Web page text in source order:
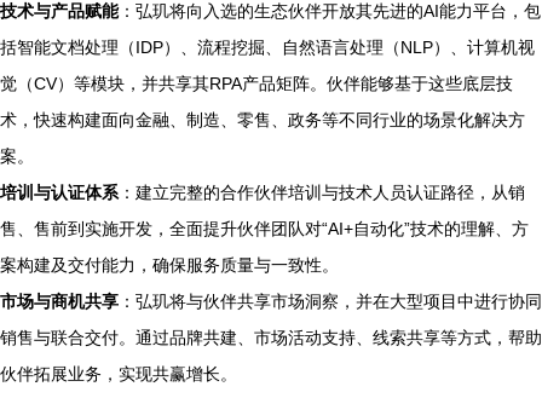
技术与产品赋能：弘玑将向入选的生态伙伴开放其先进的AI能力平台，包
括智能文档处理（IDP）、流程挖掘、自然语言处理（NLP）、计算机视
觉（CV）等模块，并共享其RPA产品矩阵。伙伴能够基于这些底层技
术，快速构建面向金融、制造、零售、政务等不同行业的场景化解决方
案。
培训与认证体系 ：建立完整的合作伙伴培训与技术人员认证路径，从销
售、售前到实施开发，全面提升伙伴团队对“AI+自动化”技术的理解、方
案构建及交付能力，确保服务质量与一致性。
市场与商机共享 ：弘玑将与伙伴共享市场洞察，并在大型项目中进行协同
销售与联合交付。通过品牌共建、市场活动支持、线索共享等方式，帮助
伙伴拓展业务，实现共赢增长。